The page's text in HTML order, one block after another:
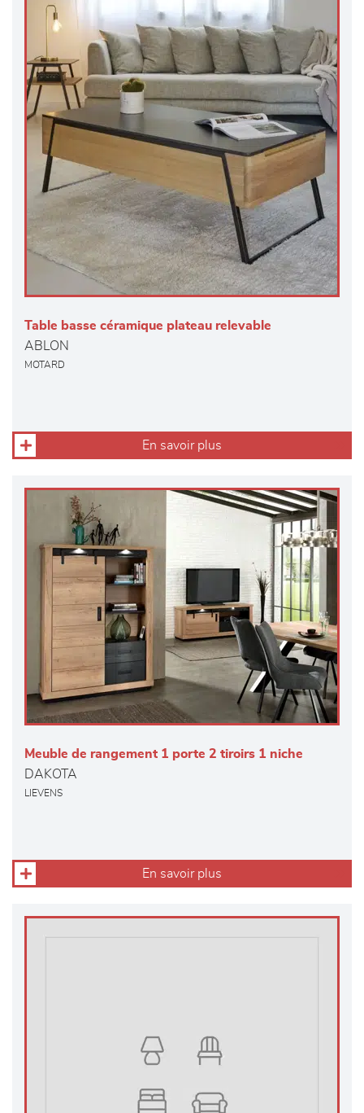
Table basse céramique plateau relevable
ABLON
MOTARD
En savoir plus
Meuble de rangement 1 porte 2 tiroirs 1 niche
DAKOTA
LIEVENS
En savoir plus